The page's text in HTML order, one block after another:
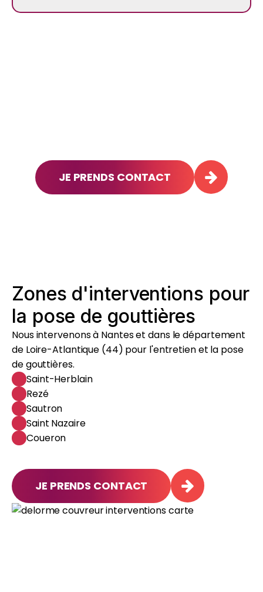
JE PRENDS CONTACT
Zones d'interventions pour
la pose de gouttières
Nous intervenons à Nantes et dans le département
de Loire-Atlantique (44) pour l'entretien et la pose
de gouttières.
Saint-Herblain
Rezé
Sautron
Saint Nazaire
Coueron
JE PRENDS CONTACT